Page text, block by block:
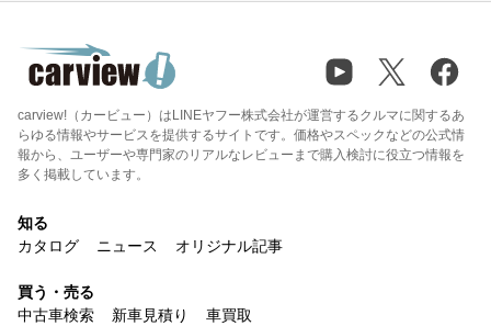
carview!（カービュー）はLINEヤフー株式会社が運営するクルマに関するあ
らゆる情報やサービスを提供するサイトです。価格やスペックなどの公式情
報から、ユーザーや専門家のリアルなレビューまで購入検討に役立つ情報を
多く掲載しています。
知る
カタログ
ニュース オリジナル記事
買う・売る
中古車検索
新車見積り 車買取